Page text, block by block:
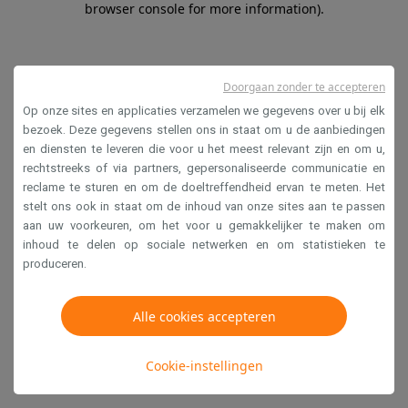
browser console for more information).
Op onze sites en applicaties verzamelen we gegevens over u bij elk
bezoek. Deze gegevens stellen ons in staat om u de aanbiedingen
en diensten te leveren die voor u het meest relevant zijn en om u,
rechtstreeks of via partners, gepersonaliseerde communicatie en
reclame te sturen en om de doeltreffendheid ervan te meten. Het
stelt ons ook in staat om de inhoud van onze sites aan te passen
aan uw voorkeuren, om het voor u gemakkelijker te maken om
inhoud te delen op sociale netwerken en om statistieken te
produceren.
Alle cookies accepteren
Cookie-instellingen
Doorgaan zonder te accepteren